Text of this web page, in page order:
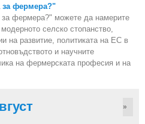
за фермера?"
за фермера?" можете да намерите
селско стопанство,
на развитие, политиката на ЕС в
и научните
на фермерската професия и на
»